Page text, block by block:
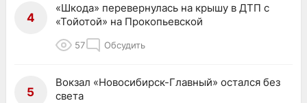
4
«Шкода» перевернулась на крышу в ДТП с
«Тойотой» на Прокопьевской
57 Обсудить
5
Вокзал «Новосибирск-Главный» остался без
света